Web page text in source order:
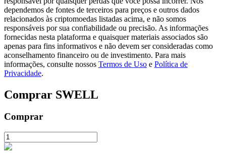
Investimento Automático
Obtenha lucro a longo prazo e interesses flexíveis
dependemos de fontes de terceiros para preços e outros dados
relacionados às criptomoedas listadas acima, e não somos
responsáveis por sua confiabilidade ou precisão. As informações
fornecidas nesta plataforma e quaisquer materiais associados são
apenas para fins informativos e não devem ser consideradas como
aconselhamento financeiro ou de investimento. Para mais
informações, consulte nossos Termos de Uso e Política de
Privacidade.
Comprar SWELL
Comprar